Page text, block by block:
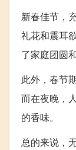
新春佳节，
礼花和震耳
了家庭团圆
此外，春节
而在夜晚，
的香味。
总的来说，